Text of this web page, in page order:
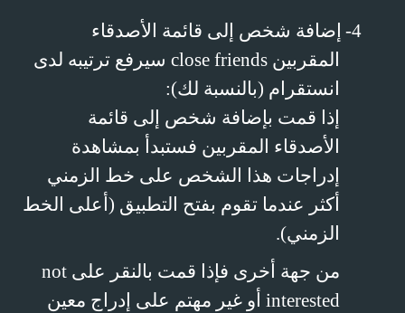
4- إضافة شخص إلى قائمة الأصدقاء
المقربينclose friends سيرفع ترتيبه لدى
انستقرام (بالنسبة لك):
إذا قمت بإضافة شخص إلى قائمة
الأصدقاء المقربين فستبدأ بمشاهدة
إدراجات هذا الشخص على خط الزمني
أكثر عندما تقوم بفتح التطبيق (أعلى الخط
الزمني).
من جهة أخرى فإذا قمت بالنقر علىnot
interestedأو غير مهتم على إدراج معين